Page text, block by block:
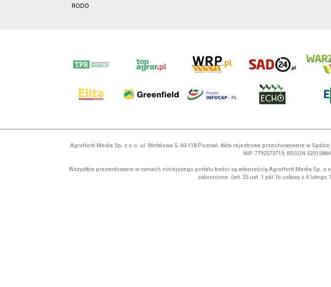
RODO
AgroHorti Media Sp. z o.o. ul. Metalowa 5, 60-118 Poznań. Akta rejestrowe przechowywane w
NIP 7792573719, REGON
Wszystkie prezentowane w ramach niniejszego portalu treści są własnością AgroHorti Media
zabronione. (art. 25 ust. 1 pkt 1b ustawy z 4